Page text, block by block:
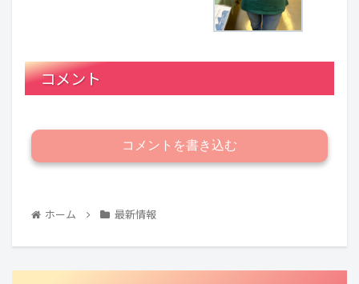
コメント
コメントを書き込む
ホーム 最新情報